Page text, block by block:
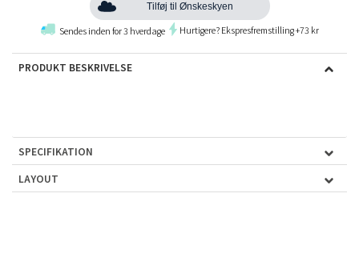
Tilføj til Ønskeskyen
Sendes inden for 3 hverdage Hurtigere? Ekspresfremstilling +73 kr
PRODUKT BESKRIVELSE
SPECIFIKATION
LAYOUT